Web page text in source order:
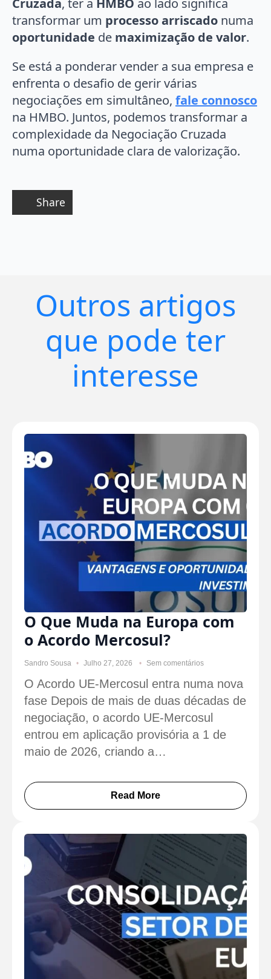
Cruzada, ter a HMBO ao lado significa
transformar um processo arriscado numa
oportunidade de maximização de valor.
Se está a ponderar vender a sua empresa e
enfrenta o desafio de gerir várias
negociações em simultâneo, fale connosco
na HMBO. Juntos, podemos transformar a
complexidade da Negociação Cruzada
numa oportunidade clara de valorização.
Share
Outros artigos
que pode ter
interesse
O Que Muda na Europa com
o Acordo Mercosul?
Sandro Sousa Julho 27, 2026 Sem comentários
O Acordo UE-Mercosul entra numa nova
fase Depois de mais de duas décadas de
negociação, o acordo UE-Mercosul
entrou em aplicação provisória a 1 de
maio de 2026, criando a…
Read More